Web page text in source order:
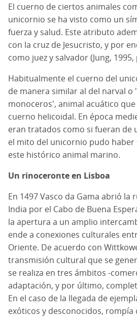
El cuerno de ciertos animales
unicornio se ha visto como un
fuerza y salud. Este atributo
con la cruz de Jesucristo, y por
como juez y salvador (Jung, 1995,
Habitualmente el cuerno del
de manera similar al del narval o
monoceros', animal acuático
cuerno helicoidal. En época
eran tratados como si fueran de
el mito del unicornio pudo
este histórico animal marino.
Un rinoceronte en Lisboa
En 1497 Vasco da Gama abrió la
India por el Cabo de Buena
la apertura a un amplio
ende a conexiones culturales
Oriente. De acuerdo con
transmisión cultural que se
se realiza en tres ámbitos -
adaptación, y por último,
En el caso de la llegada de
exóticos y desconocidos, rompía